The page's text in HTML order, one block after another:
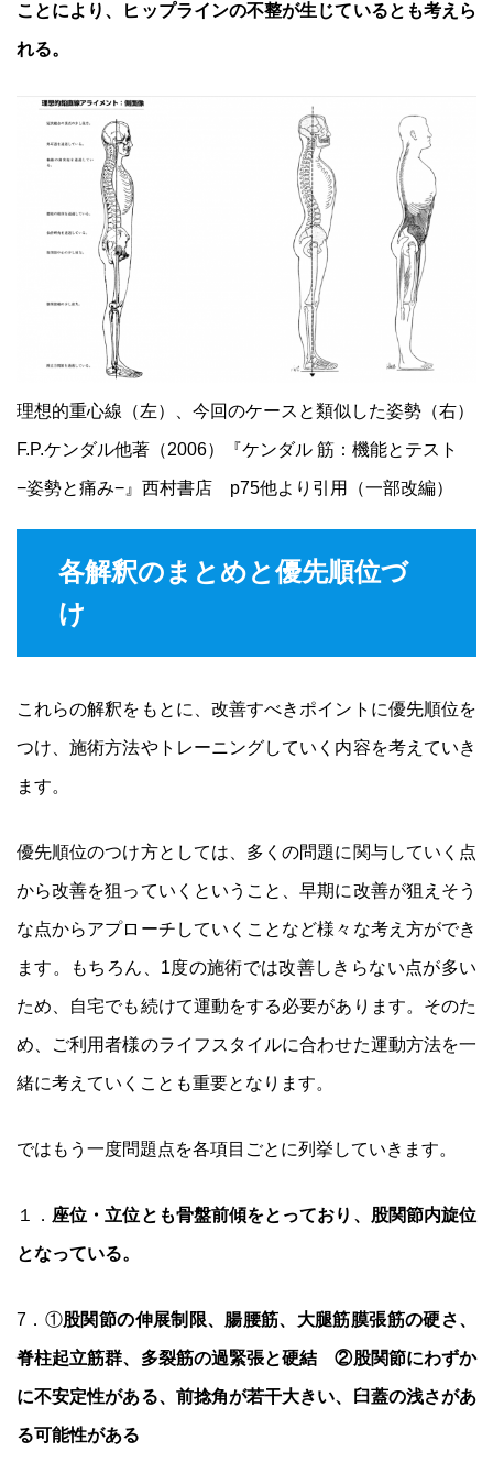
ことにより、ヒップラインの不整が生じているとも考えら
れる。
理想的重心線（左）、今回のケースと類似した姿勢（右）
F.P.ケンダル他著（2006）『ケンダル 筋：機能とテスト
−姿勢と痛み−』西村書店 p75他より引用（一部改編）
各解釈のまとめと優先順位づ
け
これらの解釈をもとに、改善すべきポイントに優先順位を
つけ、施術方法やトレーニングしていく内容を考えていき
ます。
優先順位のつけ方としては、多くの問題に関与していく点
から改善を狙っていくということ、早期に改善が狙えそう
な点からアプローチしていくことなど様々な考え方ができ
ます。もちろん、1度の施術では改善しきらない点が多い
ため、自宅でも続けて運動をする必要があります。そのた
め、ご利用者様のライフスタイルに合わせた運動方法を一
緒に考えていくことも重要となります。
ではもう一度問題点を各項目ごとに列挙していきます。
１． 座位・立位とも骨盤前傾をとっており、股関節内旋位
となっている。
7．①股関節の伸展制限、腸腰筋、大腿筋膜張筋の硬さ、
脊柱起立筋群、多裂筋の過緊張と硬結 ②股関節にわずか
に不安定性がある、前捻角が若干大きい、臼蓋の浅さがあ
る可能性がある